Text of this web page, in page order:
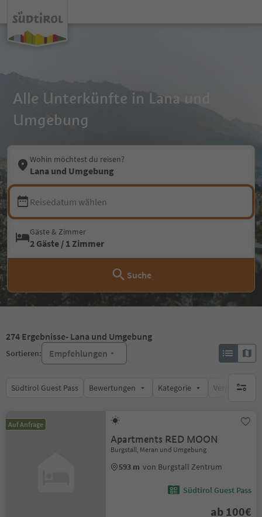
Alle Unterkünfte in Lana und
Umgebung
Wohin möchtest du reisen?
Lana und Umgebung
Reisedatum wählen
Gäste & Zimmer
2 Gäste / 1 Zimmer
Suche
274 Ergebnisse- Lana und Umgebung
Sortieren: Empfehlungen
Südtirol Guest Pass Bewertungen Kategorie keine
Auf Anfrage
Apartments RED MOON
Burgstall, Meran und Umgebung
593 m von Burgstall Zentrum
Südtirol Guest Pass
ab 100€